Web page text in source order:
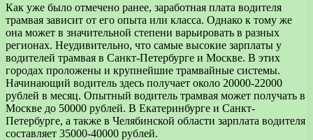
Как уже было отмечено ранее, заработная плата водителя
трамвая зависит от его опыта или класса. Однако к тому же
она может в значительной степени варьировать в разных
регионах. Неудивительно, что самые высокие зарплаты у
водителей трамвая в Санкт-Петербурге и Москве. В этих
городах проложены и крупнейшие трамвайные системы.
Начинающий водитель здесь получает около 20000-22000
рублей в месяц. Опытный водитель трамвая может получать в
Москве до 50000 рублей. В Екатеринбурге и Санкт-
Петербурге, а также в Челябинской области зарплата водителя
составляет 35000-40000 рублей.